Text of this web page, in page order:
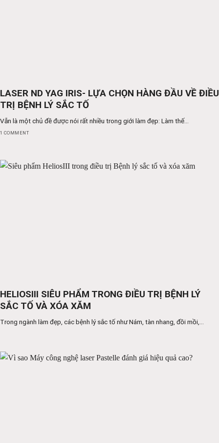
LASER ND YAG IRIS- LỰA CHỌN HÀNG ĐẦU VỀ ĐIỀU
TRỊ BỆNH LÝ SẮC TỐ
Vẫn là một chủ đề được nói rất nhiều trong giới làm đẹp: Làm thế...
1 COMMENT
HELIOSIII SIÊU PHẨM TRONG ĐIỀU TRỊ BỆNH LÝ
SẮC TỐ VÀ XÓA XĂM
Trong ngành làm đẹp, các bệnh lý sắc tố như Nám, tàn nhang, đồi mồi,...